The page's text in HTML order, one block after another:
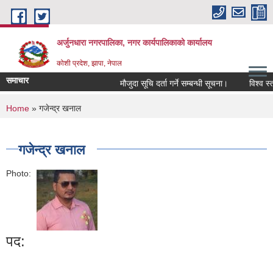
Skip to main content
अर्जुनधारा नगरपालिका, नगर कार्यपालिकाको कार्यालय
कोशी प्रदेश, झापा, नेपाल
समाचार मौजुदा सूचि दर्ता गर्ने सम्बन्धी सूचना। विश्व
You are here
Home » गजेन्द्र खनाल
गजेन्द्र खनाल
Photo:
पद: